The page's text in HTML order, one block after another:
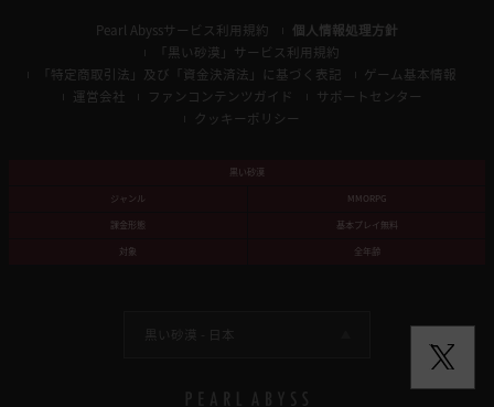
Pearl Abyssサービス利用規約
個人情報処理方針
「黒い砂漠」サービス利用規約
「特定商取引法」及び「資金決済法」に基づく表記
ゲーム基本情報
運営会社
ファンコンテンツガイド
サポートセンター
クッキーポリシー
黒い砂漠
ジャンル
MMORPG
課金形態
基本プレイ無料
対象
全年齢
黒い砂漠 - 日本